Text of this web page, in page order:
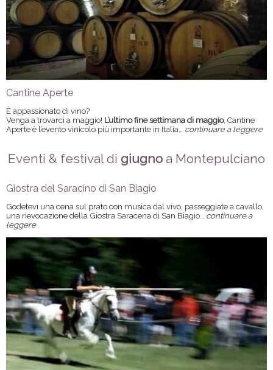
Cantine Aperte
È appassionato di vino?
Venga a trovarci a maggio! L’ultimo fine settimana di maggio, Cantine
Aperte è l’evento vinicolo più importante in Italia… continuare a leggere
Eventi & festival di giugno a Montepulciano
Giostra del Saracino di San Biagio
Godetevi una cena sul prato con musica dal vivo, passeggiate a cavallo,
una rievocazione della Giostra Saracena di San Biagio… continuare a
leggere